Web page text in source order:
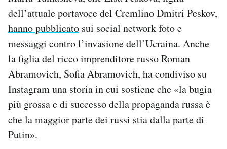
dell’attuale portavoce del Cremlino Dmitri Peskov,
hanno pubblicato sui social network foto e
messaggi contro l’invasione dell’Ucraina. Anche
la figlia del ricco imprenditore russo Roman
Abramovich, Sofia Abramovich, ha condiviso su
Instagram una storia in cui sostiene che «la bugia
più grossa e di successo della propaganda russa è
che la maggior parte dei russi stia dalla parte di
Putin».